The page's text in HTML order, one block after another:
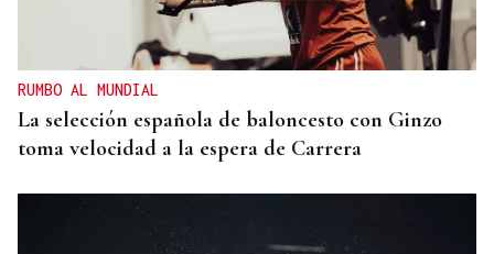
RUMBO AL MUNDIAL
La selección española de baloncesto con Ginzo
toma velocidad a la espera de Carrera